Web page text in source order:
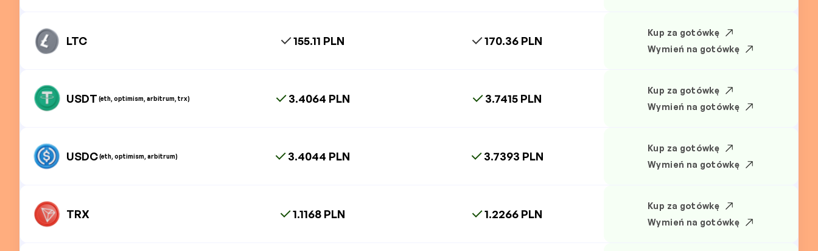
LTC 155.11 PLN 170.36 PLN
Kup za gotówkę
Wymień na gotówkę
USDT (eth, optimism, arbitrum, trx) 3.4064 PLN 3.7415 PLN
Kup za gotówkę
Wymień na gotówkę
USDC(eth, optimism, arbitrum) 3.4044 PLN 3.7393 PLN
Kup za gotówkę
Wymień na gotówkę
TRX 1.1168 PLN 1.2266 PLN
Kup za gotówkę
Wymień na gotówkę